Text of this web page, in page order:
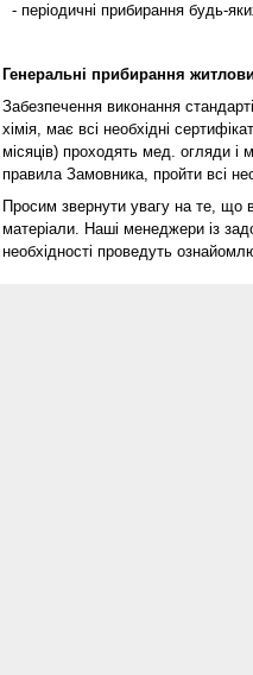
- періодичні прибирання будь-
Генеральні прибирання
Забезпечення виконання
хімія, має всі необхідні
місяців) проходять мед. огляди і
правила Замовника, пройти всі
Просим звернути увагу на те, що
матеріали. Наші менеджери із
необхідності проведуть